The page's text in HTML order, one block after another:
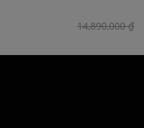
14,890,000 ₫